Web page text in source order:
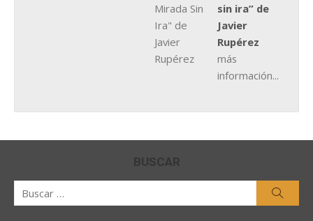
sin ira” de
Javier
Rupérez
más
información...
BUSCAR